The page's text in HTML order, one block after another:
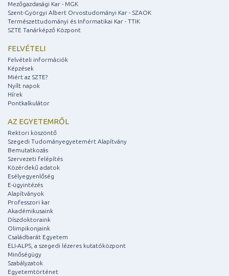
Mezőgazdasági Kar - MGK
Szent-Györgyi Albert Orvostudományi Kar - SZAOK
Természettudományi és Informatikai Kar - TTIK
SZTE Tanárképző Központ
FELVÉTELI
Felvételi információk
Képzések
Miért az SZTE?
Nyílt napok
Hírek
Pontkalkulátor
AZ EGYETEMRŐL
Rektori köszöntő
Szegedi Tudományegyetemért Alapítvány
Bemutatkozás
Szervezeti felépítés
Közérdekű adatok
Esélyegyenlőség
E-ügyintézés
Alapítványok
Professzori kar
Akadémikusaink
Díszdoktoraink
Olimpikonjaink
Családbarát Egyetem
ELI-ALPS, a szegedi lézeres kutatóközpont
Minőségügy
Szabályzatok
Egyetemtörténet